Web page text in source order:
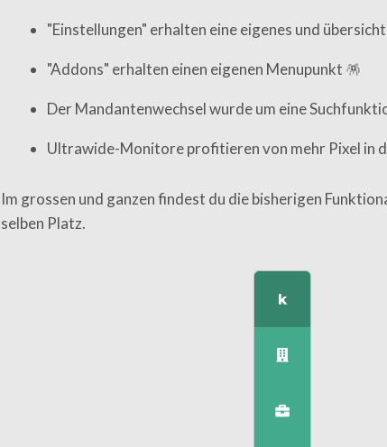
"Einstellungen" erhalten eine eigenes und
"Addons" erhalten einen eigenen Menupunkt 🪅
Der Mandantenwechsel wurde um eine
Ultrawide-Monitore profitieren von mehr Pixel in
Im grossen und ganzen findest du die bisherigen
selben Platz.